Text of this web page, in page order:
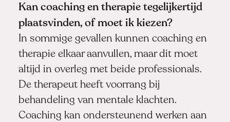
Kan coaching en therapie tegelijkertijd
plaatsvinden, of moet ik kiezen?
In sommige gevallen kunnen coaching en
therapie elkaar aanvullen, maar dit moet
altijd in overleg met beide professionals.
De therapeut heeft voorrang bij
behandeling van mentale klachten.
Coaching kan ondersteunend werken aan